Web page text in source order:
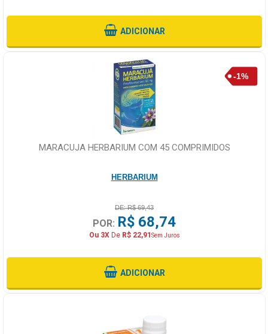
ADICIONAR
MARACUJA HERBARIUM COM 45 COMPRIMIDOS
HERBARIUM
DE: R$ 69,43
POR: R$ 68,74
Ou 3XDe R$ 22,91Sem Juros
ADICIONAR